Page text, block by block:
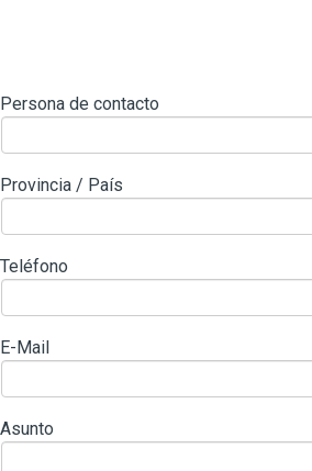
Persona de contacto
Provincia / País
Teléfono
E-Mail
Asunto